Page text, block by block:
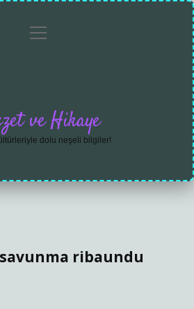
Gizlilikmenüyü
ve Hikaye
dolu neşeli bilgiler!
ribaundu